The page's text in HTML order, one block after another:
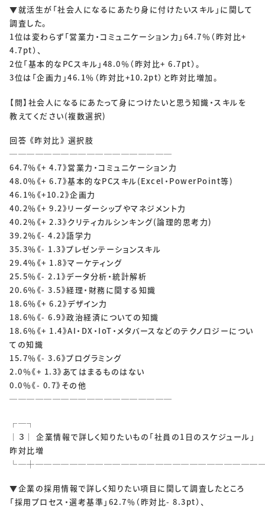
▼就活生が「社会人になるにあたり身に付けたいスキル」に関して
調査した。
1位は変わらず「営業力・コミュニケーション力」64.7％（昨対比+
4.7pt）、
2位「基本的なPCスキル」48.0％（昨対比+ 6.7pt）。
3位は「企画力」46.1％（昨対比+10.2pt）と昨対比増加。
【問】社会人になるにあたって身につけたいと思う知識・スキルを
教えてください(複数選択)
回答 《昨対比》 選択肢
───────────────────
64.7％《+ 4.7》営業力・コミュニケーション力
48.0％《+ 6.7》基本的なPCスキル(Excel・PowerPoint等)
46.1％《+10.2》企画力
40.2％《+ 9.2》リーダーシップやマネジメント力
40.2％《+ 2.3》クリティカルシンキング(論理的思考力)
39.2％《- 4.2》語学力
35.3％《- 1.3》プレゼンテーションスキル
29.4％《+ 1.8》マーケティング
25.5％《- 2.1》データ分析・統計解析
20.6％《- 3.5》経理・財務に関する知識
18.6％《+ 6.2》デザイン力
18.6％《- 6.9》政治経済についての知識
18.6％《+ 1.4》AI・DX・IoT・メタバースなどのテクノロジーについ
ての知識
15.7％《- 3.6》プログラミング
2.0％《+ 1.3》あてはまるものはない
0.0％《- 0.7》その他
───────────────────
┌─┐
│３│ 企業情報で詳しく知りたいもの「社員の1日のスケジュール」
昨対比増
▼企業の採用情報で詳しく知りたい項目に関して調査したところ
「採用プロセス・選考基準」62.7％（昨対比- 8.3pt）、